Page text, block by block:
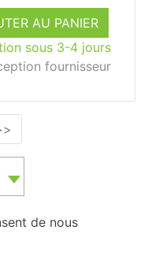
AU PANIER
sous 3-4 jours
fournisseur
de nous